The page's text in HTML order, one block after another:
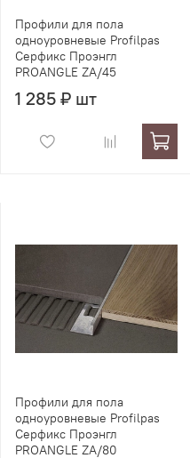
Профили для пола
одноуровневые Profilpas
Серфикс Проэнгл
PROANGLE ZA/45
1 285 ₽ шт
Профили для пола
одноуровневые Profilpas
Серфикс Проэнгл
PROANGLE ZA/80